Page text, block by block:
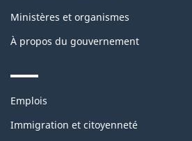
Ministères et organismes
À propos du gouvernement
Themes
topics
Emplois
Immigration et citoyenneté